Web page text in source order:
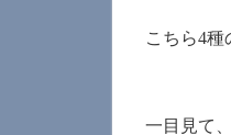
こちら4種
一目見て